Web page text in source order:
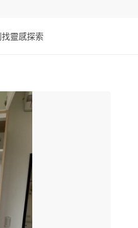
找靈感探索